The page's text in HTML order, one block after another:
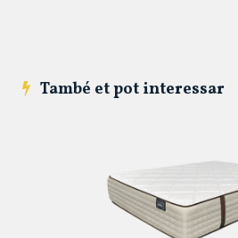
També et pot interessar